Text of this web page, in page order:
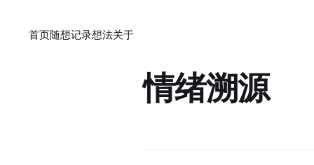
首页随想记录想法关于
情绪溯源